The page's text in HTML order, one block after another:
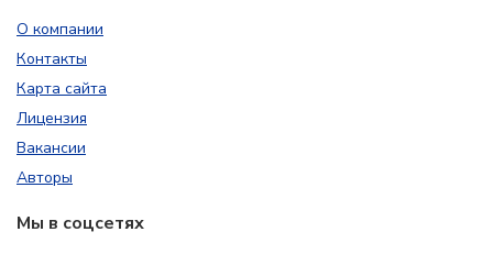
О компании
Контакты
Карта сайта
Лицензия
Вакансии
Авторы
Мы в соцсетях